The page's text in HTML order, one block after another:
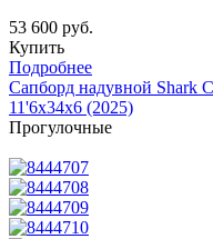
53 600 руб.
Купить
Подробнее
Сапборд надувной Shark
11'6x34x6 (2025)
Прогулочные